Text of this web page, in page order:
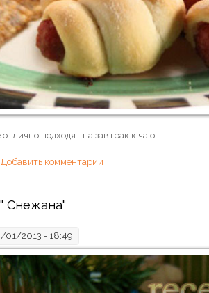
подходят на завтрак к чаю.
в тесте по-домашнему
Добавить комментарий
Снежана"
01/2013 - 18:49